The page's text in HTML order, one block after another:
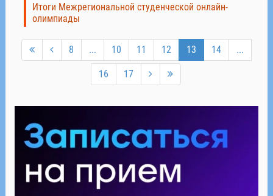
Итоги Межрегиональной студенческой онлайн-
олимпиады
8 ... 10 11 12 13 14 ...
16 17